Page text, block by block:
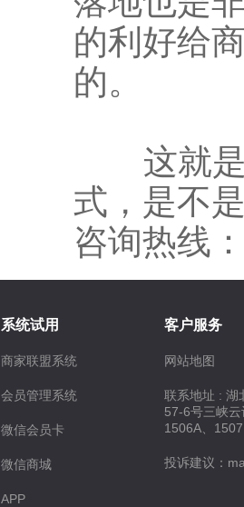
的利好给
的。
这就是
式，是不
咨询热线
系统试用
商家联盟系统
会员管理系统
微信会员卡
微信商城
APP
客户服务
网站地图
联系地址 : 湖
57-6号三峡
1506A、
投诉建议：